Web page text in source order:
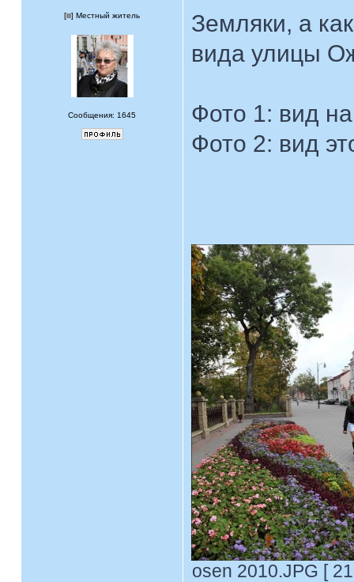
[ ] Местный житель
Сообщения: 1645
Земляки, а
вида улицы
Фото 1: вид
Фото 2: вид
osen 2010.JPG [